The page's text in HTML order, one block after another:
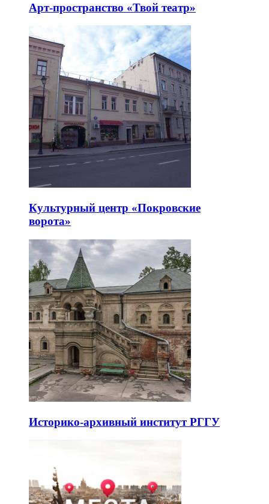
Арт-пространство «Твой театр»
Культурный центр «Покровские
ворота»
Историко-архивный институт РГГУ